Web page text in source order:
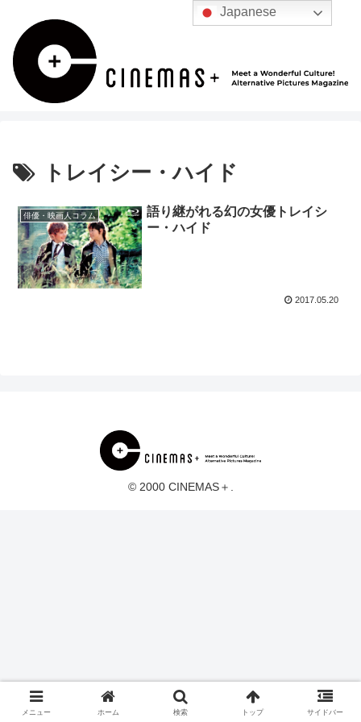
トレイシー・ハイド
俳優・映画人コラム
語り継がれる幻の女優トレイシ
ー・ハイド
2017.05.20
© 2000 CINEMAS＋.
メニュー ホーム 検索 トップ サイドバー
Japanese